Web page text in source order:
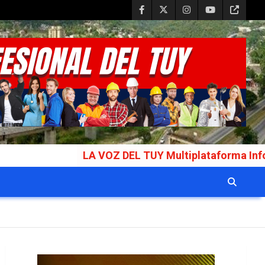
LA VOZ DEL TUY Multiplataforma Informativa